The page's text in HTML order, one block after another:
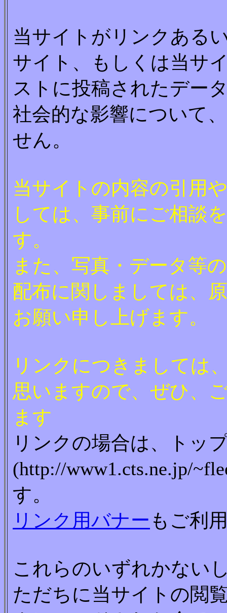
当サイトがリンクある
サイト、もしくは当サ
ストに投稿されたデー
社会的な影響について
せん。
当サイトの内容の引用
しては、事前にご相談
す。
また、写真・データ等
配布に関しましては、
お願い申し上げます。
リンクにつきましては
思いますので、ぜひ、
ます
リンクの場合は、トッ
(http://www1.cts.ne.jp/
す。
リンク用バナー もご利
これらのいずれかない
ただちに当サイトの閲